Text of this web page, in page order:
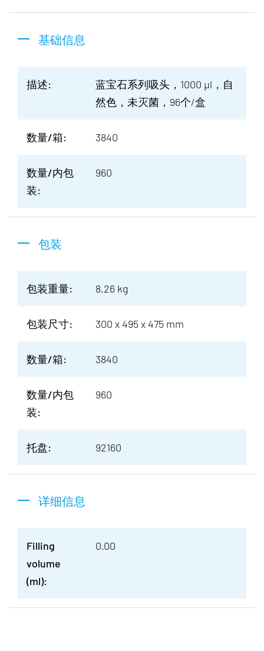
基础信息
描述:
蓝宝石系列吸头，1000 µl，自
然色，未灭菌，96个/盒
数量/箱: 3840
数量/内包
装:
960
包装
包装重量: 8,26 kg
包装尺寸: 300 x 495 x 475 mm
数量/箱: 3840
数量/内包
装:
960
托盘: 92160
详细信息
Filling
volume
(ml):
0.00